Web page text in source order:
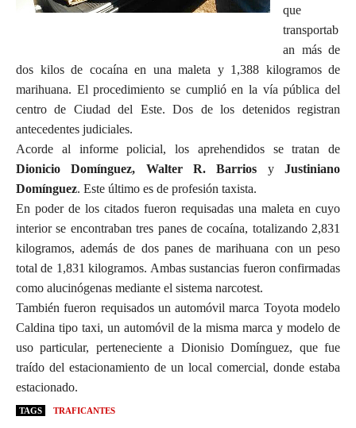
que
transportab
an más de
dos kilos de cocaína en una maleta y 1,388 kilogramos de
marihuana. El procedimiento se cumplió en la vía pública del
centro de Ciudad del Este. Dos de los detenidos registran
antecedentes judiciales.
Acorde al informe policial, los aprehendidos se tratan de
Dionicio Domínguez, Walter R. Barrios yJustiniano
Domínguez. Este último es de profesión taxista.
En poder de los citados fueron requisadas una maleta en cuyo
interior se encontraban tres panes de cocaína, totalizando 2,831
kilogramos, además de dos panes de marihuana con un peso
total de 1,831 kilogramos. Ambas sustancias fueron confirmadas
como alucinógenas mediante el sistema narcotest.
También fueron requisados un automóvil marca Toyota modelo
Caldina tipo taxi, un automóvil de la misma marca y modelo de
uso particular, perteneciente a Dionisio Domínguez, que fue
traído del estacionamiento de un local comercial, donde estaba
estacionado.
TAGS TRAFICANTES